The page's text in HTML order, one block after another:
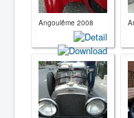
Angoulême 2008